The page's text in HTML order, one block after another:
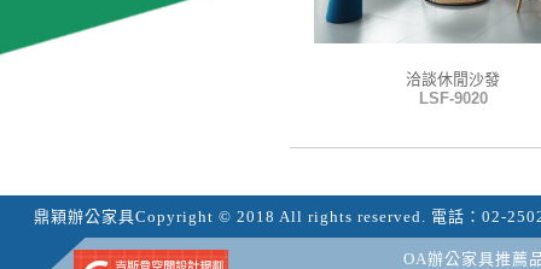
洽談休閒沙發
LSF-9020
鼎穎辦公家具Copyright © 2018 All rights reserved. 電話： 02-
OA辦公家具推薦